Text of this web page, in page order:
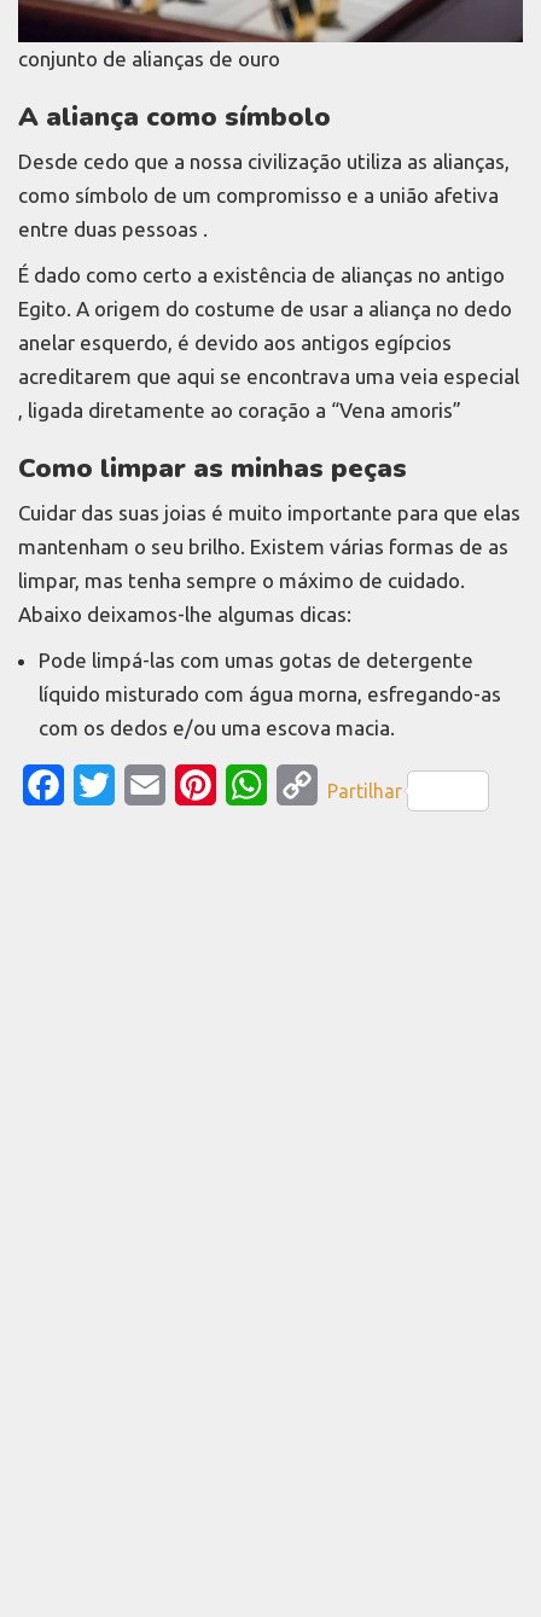
conjunto de alianças de ouro
A aliança como símbolo
Desde cedo que a nossa civilização utiliza as alianças,
como símbolo de um compromisso e a união afetiva
entre duas pessoas .
É dado como certo a existência de alianças no antigo
Egito. A origem do costume de usar a aliança no dedo
anelar esquerdo, é devido aos antigos egípcios
acreditarem que aqui se encontrava uma veia especial
, ligada diretamente ao coração a “Vena amoris”
Como limpar as minhas peças
Cuidar das suas joias é muito importante para que elas
mantenham o seu brilho. Existem várias formas de as
limpar, mas tenha sempre o máximo de cuidado.
Abaixo deixamos-lhe algumas dicas:
Pode limpá-las com umas gotas de detergente
líquido misturado com água morna, esfregando-as
com os dedos e/ou uma escova macia.
FacebookTwitter Email PinterestWhatsApp
Copy
Partilhar